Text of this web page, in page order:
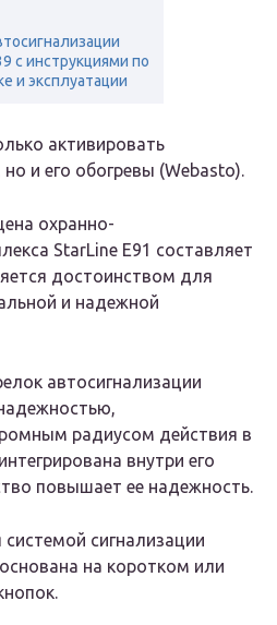
с инструкциями по
и эксплуатации
активировать
и его обогревы (Webasto).
охранно-
StarLine E91 составляет
достоинством для
и надежной
автосигнализации
радиусом действия в
внутри его
повышает ее надежность.
сигнализации
на коротком или